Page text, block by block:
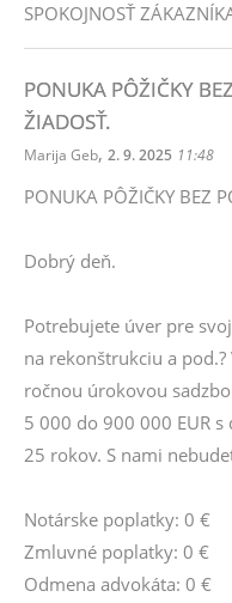
SPOKOJNOSŤ
PONUKA PÔŽIČKY
ŽIADOSŤ.
Marija Geb, 2. 9. 2025 11:48
PONUKA PÔŽIČKY BEZ
Dobrý deň.
Potrebujete úver pre
na rekonštrukciu a
ročnou úrokovou
5 000 do 900 000 EUR
25 rokov. S nami
Notárske poplatky: 0 €
Zmluvné poplatky: 0 €
Odmena advokáta: 0 €